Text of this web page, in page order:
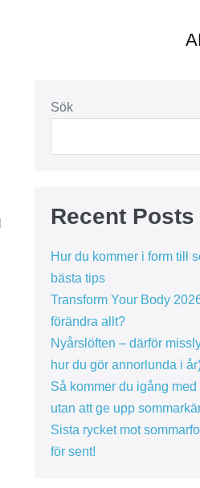
Sök
Recent Posts
Hur du kommer i form till
bästa tips
Transform Your Body
förändra allt?
Nyårslöften – därför
hur du gör annorlunda i
Så kommer du igång
utan att ge upp
Sista rycket mot
för sent!